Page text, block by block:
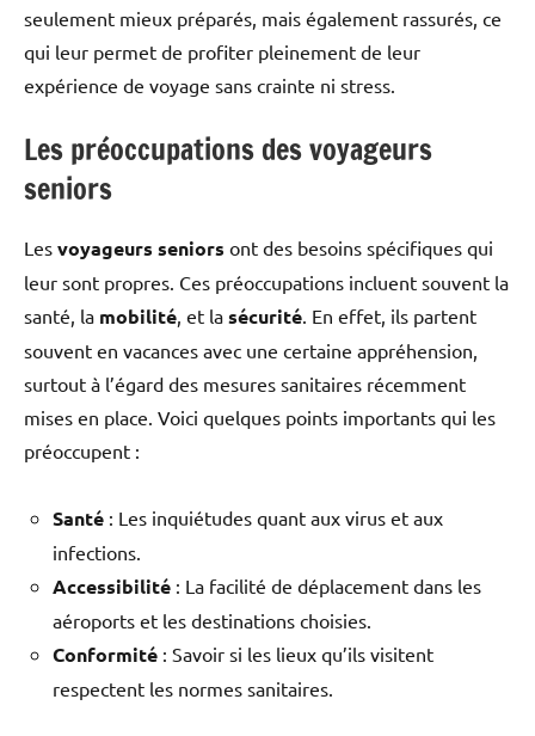
seulement mieux préparés, mais également rassurés, ce
qui leur permet de profiter pleinement de leur
expérience de voyage sans crainte ni stress.
Les préoccupations des voyageurs
seniors
Les voyageurs seniors ont des besoins spécifiques qui
leur sont propres. Ces préoccupations incluent souvent la
santé, la mobilité, et la sécurité. En effet, ils partent
souvent en vacances avec une certaine appréhension,
surtout à l’égard des mesures sanitaires récemment
mises en place. Voici quelques points importants qui les
préoccupent :
Santé : Les inquiétudes quant aux virus et aux
infections.
Accessibilité : La facilité de déplacement dans les
aéroports et les destinations choisies.
Conformité : Savoir si les lieux qu’ils visitent
respectent les normes sanitaires.